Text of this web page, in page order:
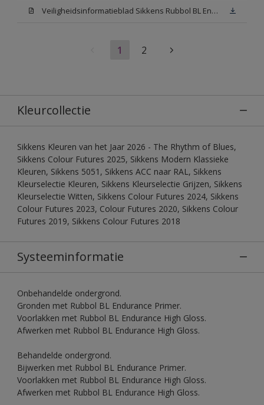
Veiligheidsinformatieblad Sikkens Rubbol BL Endurance High Gloss N00 (MSDS)
1 2
Kleurcollectie
Sikkens Kleuren van het Jaar 2026 - The Rhythm of Blues,
Sikkens Colour Futures 2025, Sikkens Modern Klassieke
Kleuren, Sikkens 5051, Sikkens ACC naar RAL, Sikkens
Kleurselectie Kleuren, Sikkens Kleurselectie Grijzen, Sikkens
Kleurselectie Witten, Sikkens Colour Futures 2024, Sikkens
Colour Futures 2023, Colour Futures 2020, Sikkens Colour
Futures 2019, Sikkens Colour Futures 2018
Systeeminformatie
Onbehandelde ondergrond.
Gronden met Rubbol BL Endurance Primer.
Voorlakken met Rubbol BL Endurance High Gloss.
Afwerken met Rubbol BL Endurance High Gloss.
Behandelde ondergrond.
Bijwerken met Rubbol BL Endurance Primer.
Voorlakken met Rubbol BL Endurance High Gloss.
Afwerken met Rubbol BL Endurance High Gloss.